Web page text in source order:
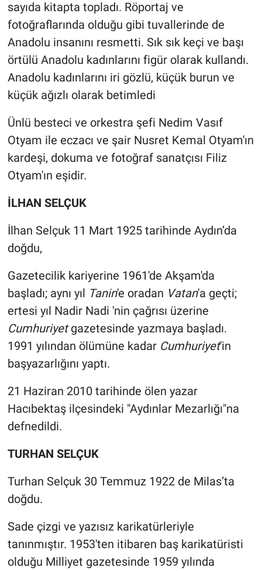
sayıda kitapta topladı. Röportaj ve
fotoğraflarında olduğu gibi tuvallerinde de
Anadolu insanını resmetti. Sık sık keçi ve başı
örtülü Anadolu kadınlarını figür olarak kullandı.
Anadolu kadınlarını iri gözlü, küçük burun ve
küçük ağızlı olarak betimledi
Ünlü besteci ve orkestra şefi Nedim Vasıf
Otyam ile eczacı ve şair Nusret Kemal Otyam'ın
kardeşi, dokuma ve fotoğraf sanatçısı Filiz
Otyam'ın eşidir.
İLHAN SELÇUK
İlhan Selçuk 11 Mart 1925 tarihinde Aydın’da
doğdu,
Gazetecilik kariyerine 1961'de Akşam'da
başladı; aynı yıl Tanin'e oradan Vatan'a geçti;
ertesi yıl Nadir Nadi 'nin çağrısı üzerine
Cumhuriyetgazetesinde yazmaya başladı.
1991 yılından ölümüne kadar Cumhuriyet'in
başyazarlığını yaptı.
21 Haziran 2010 tarihinde ölen yazar
Hacıbektaş ilçesindeki "Aydınlar Mezarlığı"na
defnedildi.
TURHAN SELÇUK
Turhan Selçuk 30 Temmuz 1922 de Milas’ta
doğdu.
Sade çizgi ve yazısız karikatürleriyle
tanınmıştır. 1953'ten itibaren baş karikatüristi
olduğu Milliyet gazetesinde 1959 yılında